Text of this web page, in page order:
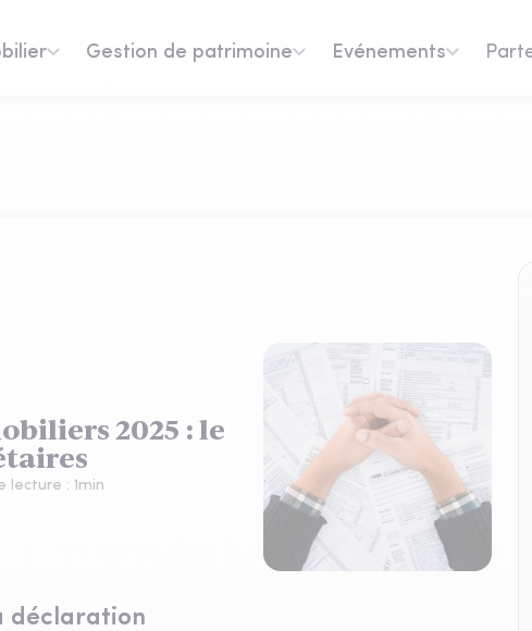
Gestion de patrimoine Evénements
2025 : le
lecture : 1min
déclaration